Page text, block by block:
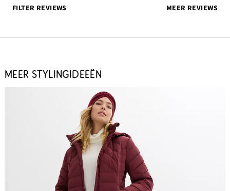
FILTER REVIEWS
MEER REVIEWS
MEER STYLINGIDEEËN